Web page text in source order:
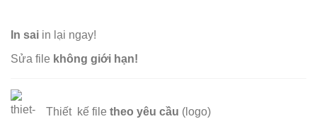
In sai in lại ngay!
Sửa file không giới hạn!
Thiết kế file theo yêu cầu (logo)